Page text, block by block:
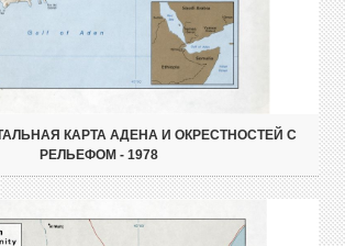
КАРТА АДЕНА И ОКРЕСТНОСТЕЙ С
РЕЛЬЕФОМ - 1978